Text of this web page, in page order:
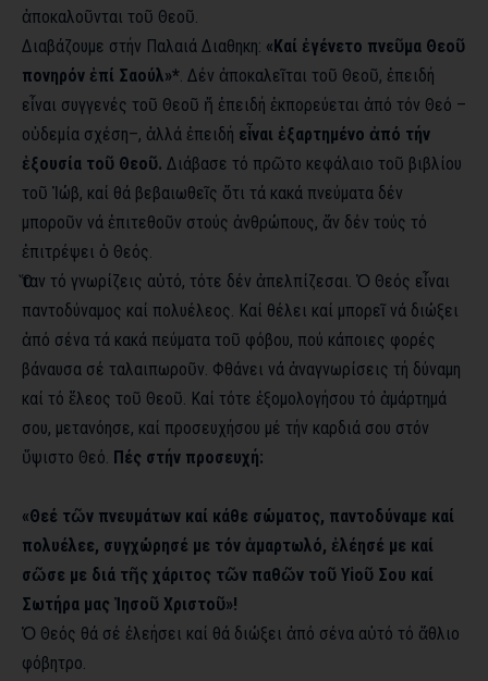
ἀποκαλοῦνται τοῦ Θεοῦ.
Διαβάζουμε στήν Παλαιά Διαθηκη: «Καί ἐγένετο πνεῦμα Θεοῦ
πονηρόν ἐπί Σαούλ»*. Δέν ἀποκαλεῖται τοῦ Θεοῦ, ἐπειδή
εἶναι συγγενές τοῦ Θεοῦ ἤ ἐπειδή ἐκπορεύεται ἀπό τόν Θεό –
οὐδεμία σχέση–, ἀλλά ἐπειδή εἶναι ἐξαρτημένο ἀπό τήν
ἐξουσία τοῦ Θεοῦ. Διάβασε τό πρῶτο κεφάλαιο τοῦ βιβλίου
τοῦ Ἰώβ, καί θά βεβαιωθεῖς ὅτι τά κακά πνεύματα δέν
μποροῦν νά ἐπιτεθοῦν στούς ἀνθρώπους, ἄν δέν τούς τό
ἐπιτρέψει ὁ Θεός.
Ὅταν τό γνωρίζεις αὐτό, τότε δέν ἀπελπίζεσαι. Ὁ Θεός εἶναι
παντοδύναμος καί πολυέλεος. Καί θέλει καί μπορεῖ νά διώξει
ἀπό σένα τά κακά πεύματα τοῦ φόβου, πού κάποιες φορές
βάναυσα σέ ταλαιπωροῦν. Φθάνει νά ἀναγνωρίσεις τή δύναμη
καί τό ἔλεος τοῦ Θεοῦ. Καί τότε ἐξομολογήσου τό ἁμάρτημά
σου, μετανόησε, καί προσευχήσου μέ τήν καρδιά σου στόν
ὕψιστο Θεό. Πές στήν προσευχή:
«Θεέ τῶν πνευμάτων καί κάθε σώματος, παντοδύναμε καί
πολυέλεε, συγχώρησέ με τόν ἁμαρτωλό, ἐλέησέ με καί
σῶσε με διά τῆς χάριτος τῶν παθῶν τοῦ Υἱοῦ Σου καί
Σωτήρα μας Ἰησοῦ Χριστοῦ»!
Ὁ Θεός θά σέ ἐλεήσει καί θά διώξει ἀπό σένα αὐτό τό ἄθλιο
φόβητρο.